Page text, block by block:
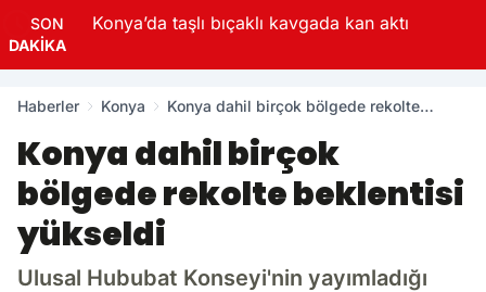
SON
DAKİKA
Konya’da taşlı bıçaklı kavgada kan aktı
Haberler Konya
Konya dahil birçok bölgede rekolte
Konya dahil birçok
bölgede rekolte beklentisi
yükseldi
Ulusal Hububat Konseyi'nin yayımladığı